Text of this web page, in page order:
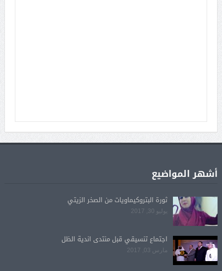
أشهر المواضيع
ثورة البتروكيماويات من الصخر الزيتي
يوليو 30, 2017
اجتماع تنسيقي قبل منتدى اندية الظل
مارس 03, 2017